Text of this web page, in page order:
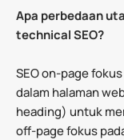
Apa perbedaan
technical SEO?
SEO on-page
dalam halaman
heading) untuk
off-page fokus